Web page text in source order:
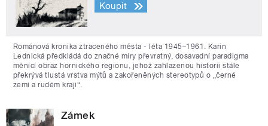
Koupit
Románová kronika ztraceného města - léta 1945–1961. Karin
Lednická předkládá do značné míry převratný, dosavadní paradigma
měnící obraz hornického regionu, jehož zahlazenou historii stále
překrývá tlustá vrstva mýtů a zakořeněných stereotypů o „černé
zemi a rudém kraji“.
Zámek